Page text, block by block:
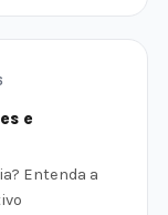
e
Entenda a